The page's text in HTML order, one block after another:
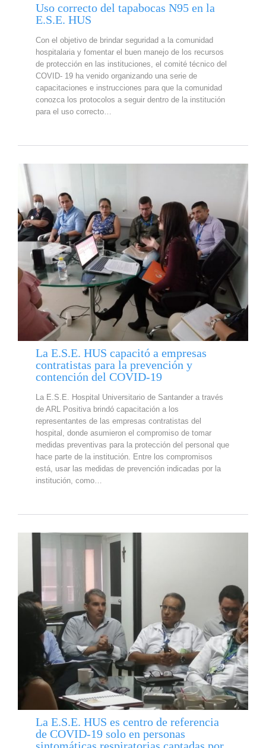
Uso correcto del tapabocas N95 en la
E.S.E. HUS
Con el objetivo de brindar seguridad a la comunidad
hospitalaria y fomentar el buen manejo de los recursos
de protección en las instituciones, el comité técnico del
COVID- 19 ha venido organizando una serie de
capacitaciones e instrucciones para que la comunidad
conozca los protocolos a seguir dentro de la institución
para el uso correcto…
La E.S.E. HUS capacitó a empresas
contratistas para la prevención y
contención del COVID-19
La E.S.E. Hospital Universitario de Santander a través
de ARL Positiva brindó capacitación a los
representantes de las empresas contratistas del
hospital, donde asumieron el compromiso de tomar
medidas preventivas para la protección del personal que
hace parte de la institución. Entre los compromisos
está, usar las medidas de prevención indicadas por la
institución, como…
La E.S.E. HUS es centro de referencia
de COVID-19 solo en personas